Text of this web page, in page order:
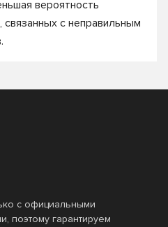
вероятность
с неправильным
с официальными
поэтому гарантируем